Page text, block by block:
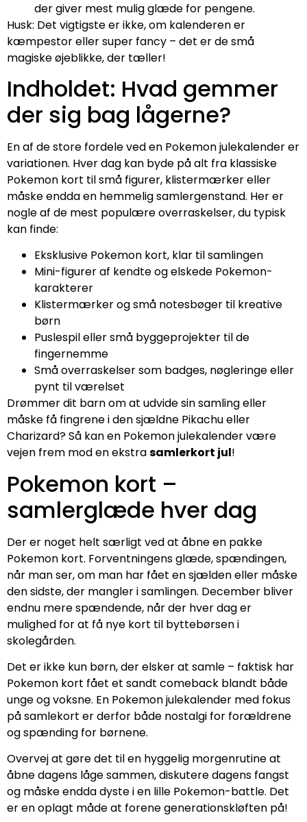
der giver mest mulig glæde for pengene.
Husk: Det vigtigste er ikke, om kalenderen er
kæmpestor eller super fancy – det er de små
magiske øjeblikke, der tæller!
Indholdet: Hvad gemmer
der sig bag lågerne?
En af de store fordele ved en Pokemon julekalender er
variationen. Hver dag kan byde på alt fra klassiske
Pokemon kort til små figurer, klistermærker eller
måske endda en hemmelig samlergenstand. Her er
nogle af de mest populære overraskelser, du typisk
kan finde:
Eksklusive Pokemon kort, klar til samlingen
Mini-figurer af kendte og elskede Pokemon-
karakterer
Klistermærker og små notesbøger til kreative
børn
Puslespil eller små byggeprojekter til de
fingernemme
Små overraskelser som badges, nøgleringe eller
pynt til værelset
Drømmer dit barn om at udvide sin samling eller
måske få fingrene i den sjældne Pikachu eller
Charizard? Så kan en Pokemon julekalender være
vejen frem mod en ekstrasamlerkort jul!
Pokemon kort –
samlerglæde hver dag
Der er noget helt særligt ved at åbne en pakke
Pokemon kort. Forventningens glæde, spændingen,
når man ser, om man har fået en sjælden eller måske
den sidste, der mangler i samlingen. December bliver
endnu mere spændende, når der hver dag er
mulighed for at få nye kort til byttebørsen i
skolegården.
Det er ikke kun børn, der elsker at samle – faktisk har
Pokemon kort fået et sandt comeback blandt både
unge og voksne. En Pokemon julekalender med fokus
på samlekort er derfor både nostalgi for forældrene
og spænding for børnene.
Overvej at gøre det til en hyggelig morgenrutine at
åbne dagens låge sammen, diskutere dagens fangst
og måske endda dyste i en lille Pokemon-battle. Det
er en oplagt måde at forene generationskløften på!